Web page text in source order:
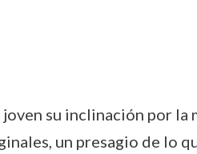
su inclinación por la
un presagio de lo